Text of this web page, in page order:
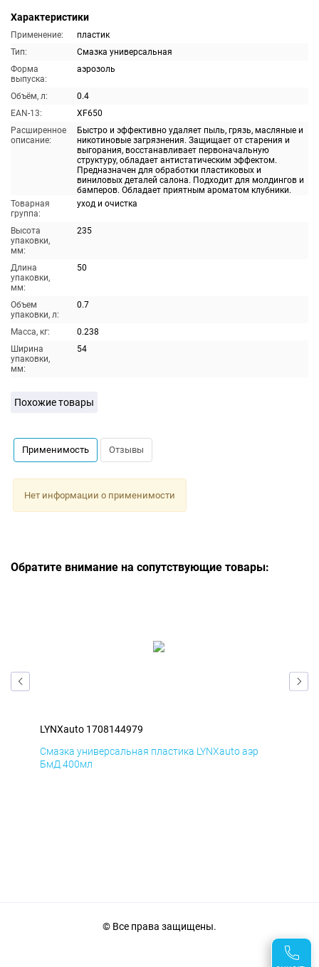
Характеристики
Применение:
пластик
Тип:
Смазка универсальная
Форма
выпуска:
аэрозоль
Объём, л:
0.4
EAN-13:
XF650
Расширенное
описание:
Быстро и эффективно удаляет пыль, грязь, масляные и
никотиновые загрязнения. Защищает от старения и
выгорания, восстанавливает первоначальную
структуру, обладает антистатическим эффектом.
Предназначен для обработки пластиковых и
виниловых деталей салона. Подходит для молдингов и
бамперов. Обладает приятным ароматом клубники.
Товарная
группа:
уход и очистка
Высота
упаковки,
мм:
235
Длина
упаковки,
мм:
50
Объем
упаковки, л:
0.7
Масса, кг:
0.238
Ширина
упаковки,
мм:
54
Похожие товары
Применимость Отзывы
Нет информации о применимости
Обратите внимание на сопутствующие товары:
LYNXauto 1708144979
Смазка универсальная пластика LYNXauto аэр
БмД 400мл
© Все права защищены.